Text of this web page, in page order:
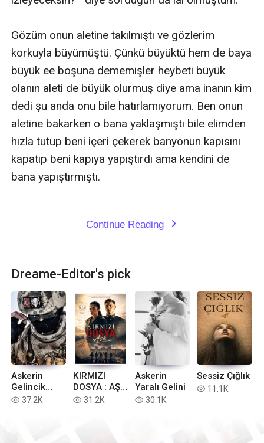
Gözüm onun aletine takılmıştı ve gözlerim
korkuyla büyümüştü. Çünkü büyüktü hem de baya
büyük ee boşuna dememişler heybeti büyük
olanın aleti de büyük olurmuş diye ama inanın kim
dedi şu anda onu bile hatırlamıyorum. Ben onun
aletine bakarken o bana yaklaşmıştı bile elimden
hızla tutup beni içeri çekerek banyonun kapısını
kapatıp beni kapıya yapıştırdı ama kendini de
bana yapıştırmıştı.
Continue Reading expand_more
Dreame-Editor's pick
Askerin
Gelincik
Çiçeği
read 37.2K
KIRMIZI
DOSYA : AŞK
+18
read 31.2K
Askerin
Yaralı Gelini
read 30.1K
Sessiz Çığlık
read 11.1K